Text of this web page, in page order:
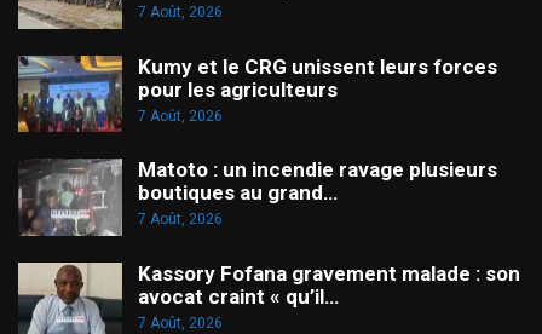
7 Août, 2026
Kumy et le CRG unissent leurs forces
pour les agriculteurs
7 Août, 2026
Matoto : un incendie ravage plusieurs
boutiques au grand…
7 Août, 2026
Kassory Fofana gravement malade : son
avocat craint « qu’il…
7 Août, 2026